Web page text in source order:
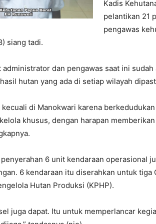
Kadis
pelantikan 21
pengawas
siang tadi.
administrator dan pengawas saat ini
hutan yang ada di setiap wilayah
kecuali di Manokwari karena
khusus, dengan harapan
6 unit kendaraan operasional
6 kendaraan itu diserahkan untuk tiga
Hutan Produksi (KPHP).
juga dapat. Itu untuk memperlancar